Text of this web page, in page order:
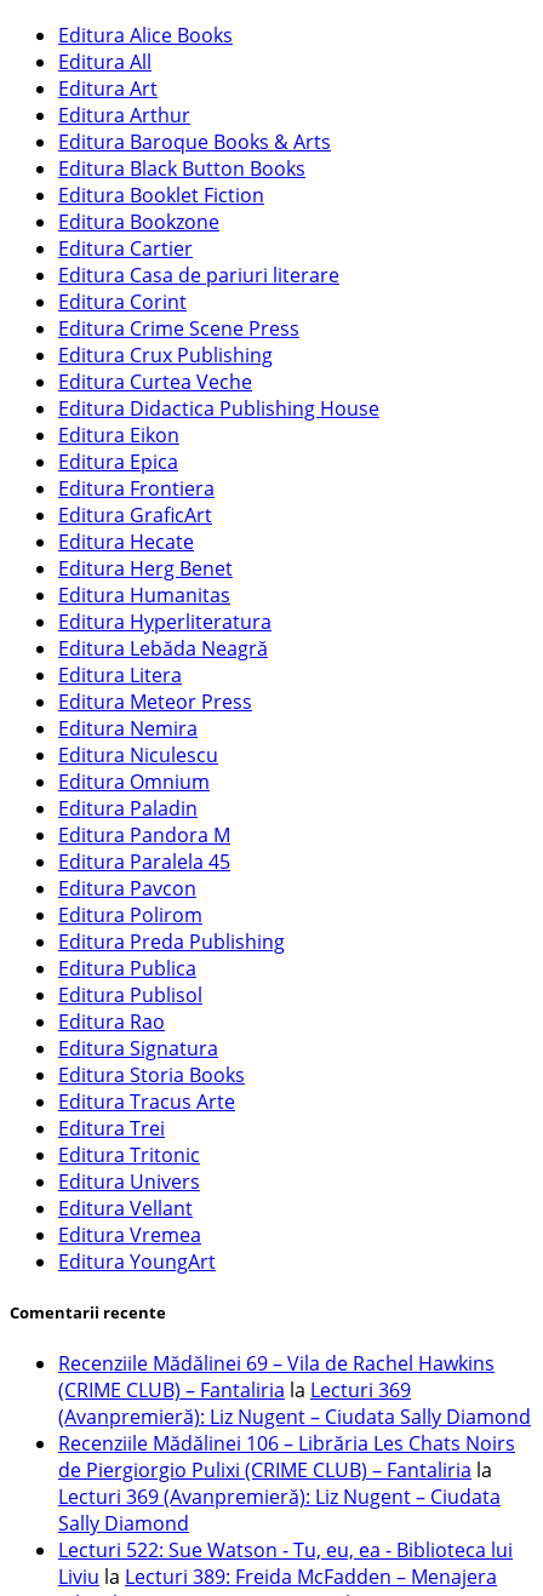
Editura Alice Books
Editura All
Editura Art
Editura Arthur
Editura Baroque Books & Arts
Editura Black Button Books
Editura Booklet Fiction
Editura Bookzone
Editura Cartier
Editura Casa de pariuri literare
Editura Corint
Editura Crime Scene Press
Editura Crux Publishing
Editura Curtea Veche
Editura Didactica Publishing House
Editura Eikon
Editura Epica
Editura Frontiera
Editura GraficArt
Editura Hecate
Editura Herg Benet
Editura Humanitas
Editura Hyperliteratura
Editura Lebăda Neagră
Editura Litera
Editura Meteor Press
Editura Nemira
Editura Niculescu
Editura Omnium
Editura Paladin
Editura Pandora M
Editura Paralela 45
Editura Pavcon
Editura Polirom
Editura Preda Publishing
Editura Publica
Editura Publisol
Editura Rao
Editura Signatura
Editura Storia Books
Editura Tracus Arte
Editura Trei
Editura Tritonic
Editura Univers
Editura Vellant
Editura Vremea
Editura YoungArt
Comentarii recente
Recenziile Mădălinei 69 – Vila de Rachel Hawkins
(CRIME CLUB) – Fantaliria la Lecturi 369
(Avanpremieră): Liz Nugent – Ciudata Sally Diamond
Recenziile Mădălinei 106 – Librăria Les Chats Noirs
de Piergiorgio Pulixi (CRIME CLUB) – Fantaliria la
Lecturi 369 (Avanpremieră): Liz Nugent – Ciudata
Sally Diamond
Lecturi 522: Sue Watson - Tu, eu, ea - Biblioteca lui
Liviu la Lecturi 389: Freida McFadden – Menajera